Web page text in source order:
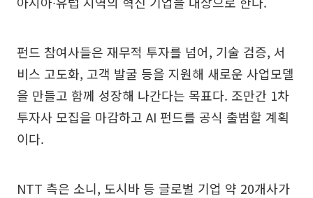
펀드 참여사들은 재무적 투자를 넘어, 기술 검증, 서
비스 고도화, 고객 발굴 등을 지원해 새로운 사업모델
을 만들고 함께 성장해 나간다는 목표다. 조만간 1차
투자사 모집을 마감하고 AI 펀드를 공식 출범할 계획
이다.
NTT 측은 소니, 도시바 등 글로벌 기업 약 20개사가